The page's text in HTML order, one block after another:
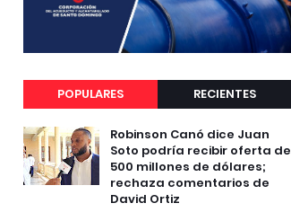
POPULARES RECIENTES
Robinson Canó dice Juan
Soto podría recibir oferta de
500 millones de dólares;
rechaza comentarios de
David Ortiz